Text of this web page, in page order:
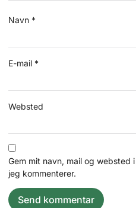
Navn *
E-mail *
Websted
Gem mit navn, mail og
jeg kommenterer.